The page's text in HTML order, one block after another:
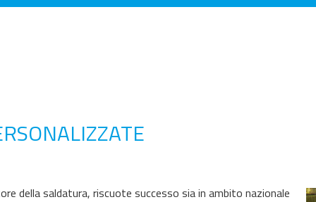
della saldatura, riscuote successo sia in ambito nazionale